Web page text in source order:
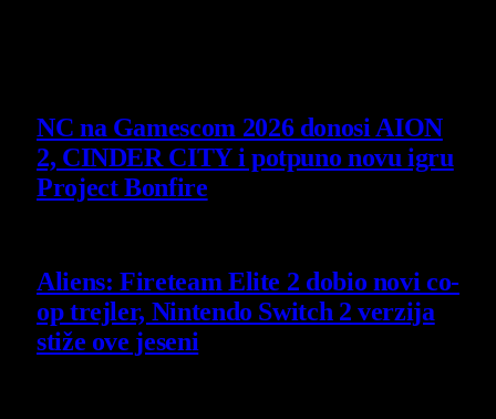
NC na Gamescom 2026 donosi AION
2, CINDER CITY i potpuno novu igru
Project Bonfire
Aliens: Fireteam Elite 2 dobio novi co-
op trejler, Nintendo Switch 2 verzija
stiže ove jeseni